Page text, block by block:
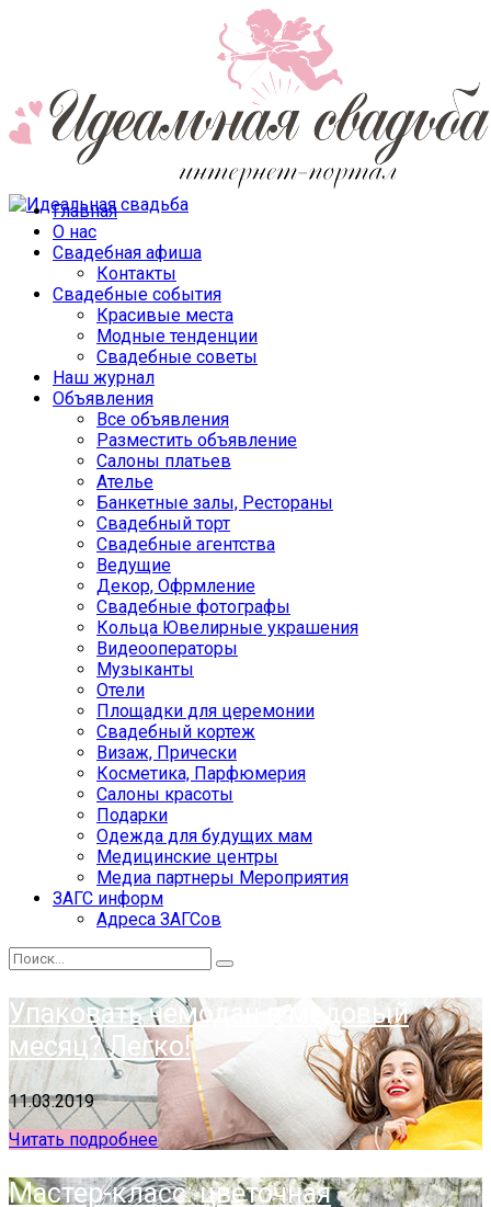
Главная
О нас
Свадебная афиша
Контакты
Свадебные события
Красивые места
Модные тенденции
Свадебные советы
Наш журнал
Объявления
Все объявления
Разместить объявление
Салоны платьев
Ателье
Банкетные залы, Рестораны
Свадебный торт
Свадебные агентства
Ведущие
Декор, Офрмление
Свадебные фотографы
Кольца Ювелирные украшения
Видеооператоры
Музыканты
Отели
Площадки для церемонии
Свадебный кортеж
Визаж, Прически
Косметика, Парфюмерия
Салоны красоты
Подарки
Одежда для будущих мам
Медицинские центры
Медиа партнеры Мероприятия
ЗАГС информ
Адреса ЗАГСов
Упаковать чемодан в медовый
месяц? Легко!
11.03.2019
Читать подробнее
Мастер-класс: цветочная